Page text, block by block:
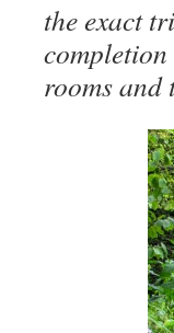
the exact
rooms and